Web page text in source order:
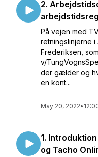
2.
På vejen med
retningslinjerne
Frederiksen,
v/
der gælder og
en kont...
May 20, 2022•
1.
og Tacho